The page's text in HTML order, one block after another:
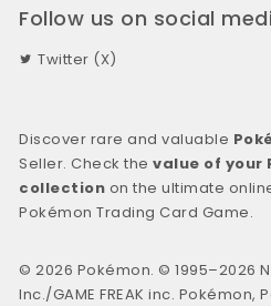
Follow us on social
Twitter (X)
Discover rare and valuable
Seller. Check thevalue of your
collection on the ultimate
Pokémon Trading Card Game.
© 2026 Pokémon. © 1995–2026
Inc./GAME FREAK inc.